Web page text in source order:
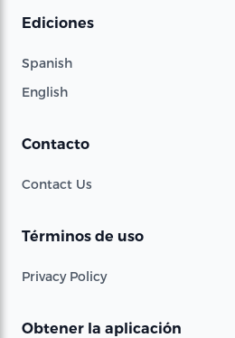
Ediciones
Spanish
English
Contacto
Contact Us
Términos de uso
Privacy Policy
Obtener la aplicación